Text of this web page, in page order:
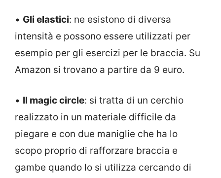
• Gli elastici: ne esistono di diversa
intensità e possono essere utilizzati per
esempio per gli esercizi per le braccia. Su
Amazon si trovano a partire da 9 euro.
• Il magic circle: si tratta di un cerchio
realizzato in un materiale difficile da
piegare e con due maniglie che ha lo
scopo proprio di rafforzare braccia e
gambe quando lo si utilizza cercando di